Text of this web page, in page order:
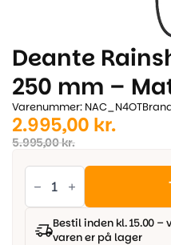
Deante
250 mm –
Varenummer: NAC_N4OT
5.995,00kr.
Den
oprindelige
pris
var:
5.995,00 kr..
2.995,00 kr.
Den
aktuelle
pris
2.995,00 kr..
Deante
Rainshower
Deluxe
-
mm
Bestil inden kl. 15.00
varen er på lager